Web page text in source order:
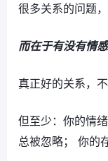
很多关系的问题，
而在于有没有情感
真正好的关系，
但至少：你的情
总被忽略； 你的